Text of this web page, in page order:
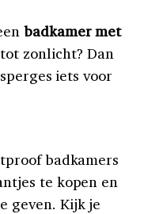
badkamer met
zonlicht? Dan
iets voor
badkamers
te kopen en
geven. Kijk je